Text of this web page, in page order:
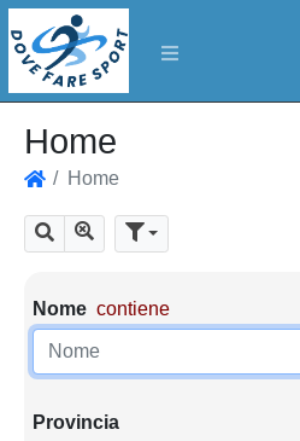
Home
Home
Cerca Mostra tutti i risultati
Parametri di ricerca
Nome contiene
Provincia